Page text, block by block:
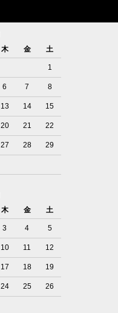
木 金 土
1
6 7 8
13 14 15
20 21 22
27 28 29
木 金 土
3 4 5
10 11 12
17 18 19
24 25 26